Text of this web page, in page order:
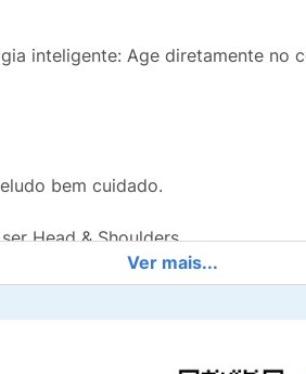
inteligente: Age diretamente
bem cuidado.
Head & Shoulders.
Ver mais...